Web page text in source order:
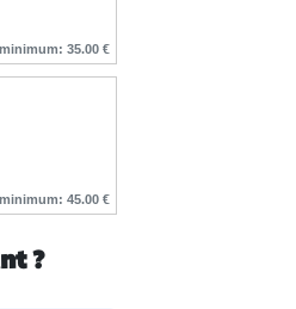
minimum: 35.00 €
minimum: 45.00 €
?